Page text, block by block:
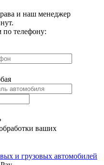
и наш менеджер
телефону:
ваших
и грузовых автомобилей